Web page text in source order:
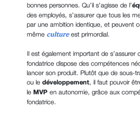
bonnes personnes. Qu’il s’agisse de l’
des employés, s’assurer que tous les
par une ambition identique, et peuvent
même cultureest primordial.
Il est également important de s’assurer
fondatrice dispose des compétences
lancer son produit. Plutôt que de sous-
ou le développement, il faut pouvoir
le MVP en autonomie, grâce aux
fondatrice.